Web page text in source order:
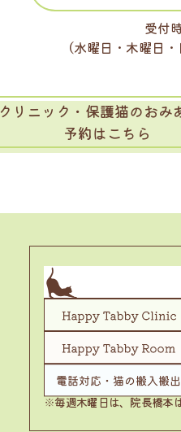
受付
（水曜日・木曜日
クリニック・保護猫のおみ
予約はこちら
※毎週木曜日は、院長橋本